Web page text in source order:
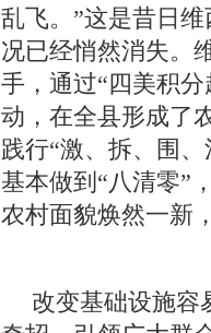
乱飞。”这是昔日
况已经悄然消失。
手，通过“四美积
动，在全县形成了
践行“激、拆、围
基本做到“八清零”
农村面貌焕然一新
改变基础设施容